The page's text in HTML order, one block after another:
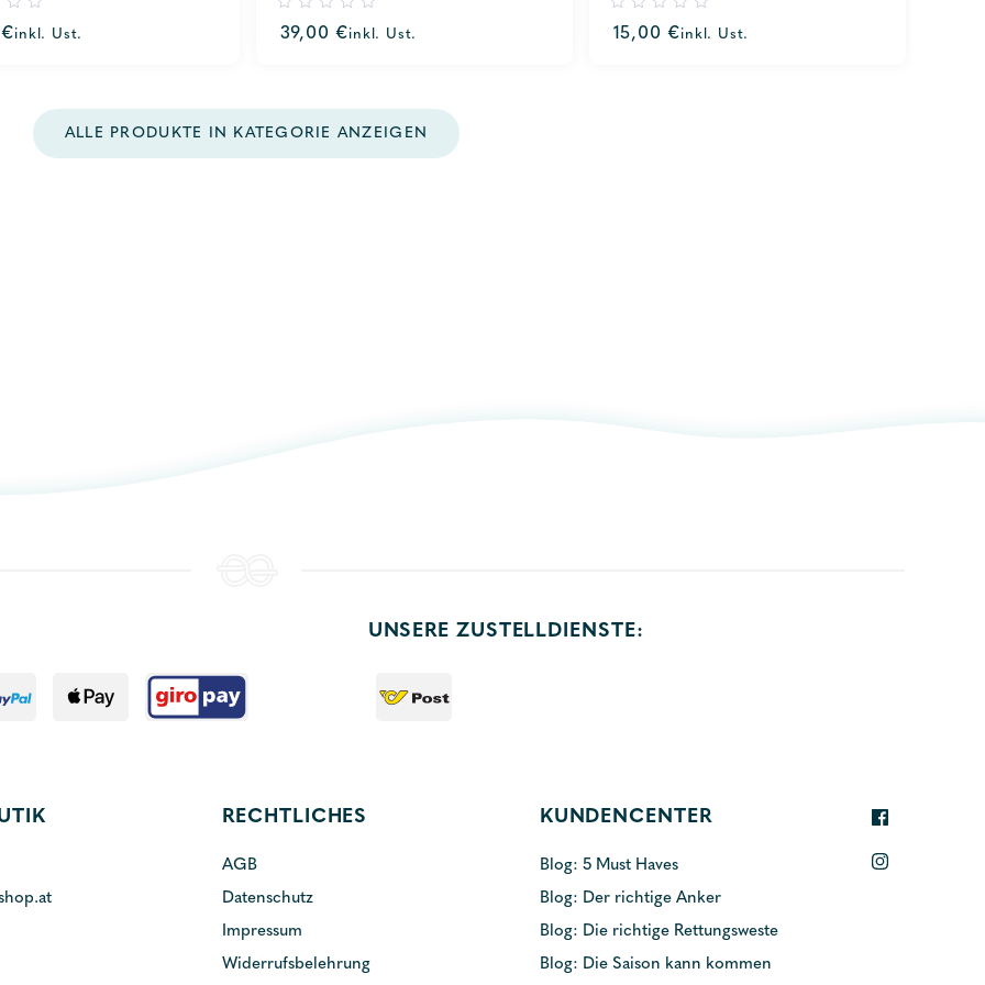
€inkl. Ust.
out
39,00€inkl. Ust.
out
15,00€inkl. Ust.
ALLE PRODUKTE IN KATEGORIE ANZEIGEN
UNSERE ZUSTELLDIENSTE:
RECHTLICHES
AGB
Datenschutz
Impressum
Widerrufsbelehrung
KUNDENCENTER
Blog: 5 Must Haves
Blog: Der richtige Anker
Blog: Die richtige Rettungsweste
Blog: Die Saison kann kommen